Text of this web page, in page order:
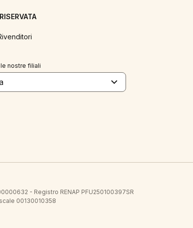
nostre filiali
- Registro RENAP PFU250100397SR
00130010358